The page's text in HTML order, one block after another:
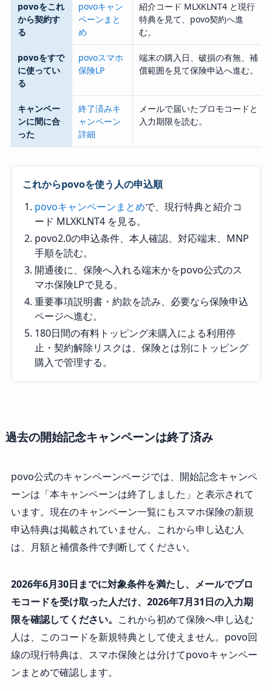
povoをこれ
から契約す
る
povoキャン
ペーンまと
め
紹介コード MLXKLNT4 と現行
特典を見て、povo契約へ進
む。
povoをすで
に使ってい
る
povoスマホ
保険LP
端末の購入日、破損の有無、補
償範囲を見て保険申込へ進む。
キャンペー
ンに間に合
った
終了済みキ
ャンペーン
詳細
メールで届いたプロモコードと
入力期限を読む。
これからpovoを使う人の申込順
povoキャンペーンまとめで、現行特典と紹介コ
ード MLXKLNT4 を見る。
povo2.0の申込条件、本人確認、対応端末、MNP
手順を読む。
開通後に、保険へ入れる端末かをpovo公式のス
マホ保険LPで見る。
重要事項説明書・約款を読み、必要なら保険申込
ページへ進む。
180日間の有料トッピング未購入による利用停
止・契約解除リスクは、保険とは別にトッピング
購入で管理する。
過去の開始記念キャンペーンは終了済み
povo公式のキャンペーンページでは、開始記念キャンペ
ーンは「本キャンペーンは終了しました」と表示されて
います。現在のキャンペーン一覧にもスマホ保険の新規
申込特典は掲載されていません。これから申し込む人
は、月額と補償条件で判断してください。
2026年6月30日までに対象条件を満たし、メールでプロ
モコードを受け取った人だけ、2026年7月31日の入力期
限を確認してください。 これから初めて保険へ申し込む
人は、このコードを新規特典として使えません。povo回
線の現行特典は、スマホ保険とは分けてpovoキャンペー
ンまとめで確認します。